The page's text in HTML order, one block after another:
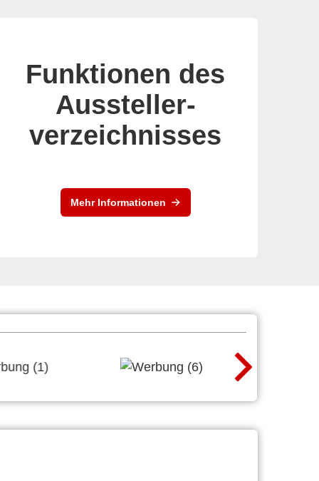
Funktionen des
Aussteller-
verzeichnisses
Mehr Informationen